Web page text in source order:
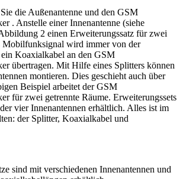
die Außenantenne und den GSM
. Anstelle einer Innenantenne (siehe
2 einen Erweiterungssatz für zwei
Mobilfunksignal wird immer von der
Koaxialkabel an den GSM
übertragen. Mit Hilfe eines Splitters können
montieren. Dies geschieht auch über
Beispiel arbeitet der GSM
für zwei getrennte Räume. Erweiterungssets
vier Innenantennen erhältlich. Alles ist im
der Splitter, Koaxialkabel und
sind mit verschiedenen Innenantennen und